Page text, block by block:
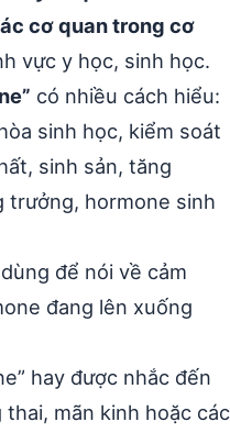
cơ quan trong cơ
vực y học, sinh học.
có nhiều cách hiểu:
sinh học, kiểm soát
sinh sản, tăng
trưởng, hormone sinh
để nói về cảm
đang lên xuống
hay được nhắc đến
mãn kinh hoặc các